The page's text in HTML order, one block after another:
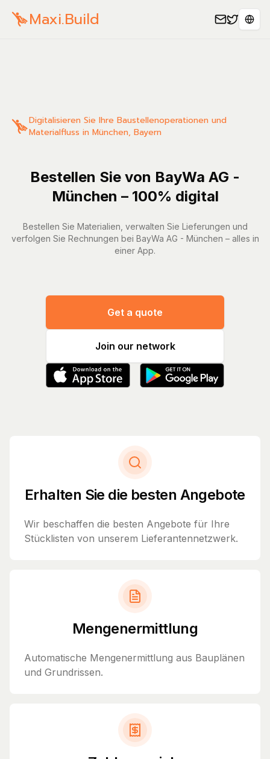
Maxi.Build
Digitalisieren Sie Ihre Baustellenoperationen und
Materialfluss in München, Bayern
Bestellen Sie von BayWa AG -
München – 100% digital
Bestellen Sie Materialien, verwalten Sie Lieferungen und
verfolgen Sie Rechnungen bei BayWa AG - München – alles in
einer App.
Get a quote
Join our network
Erhalten Sie die besten Angebote
Wir beschaffen die besten Angebote für Ihre
Stücklisten von unserem Lieferantennetzwerk.
Mengenermittlung
Automatische Mengenermittlung aus Bauplänen
und Grundrissen.